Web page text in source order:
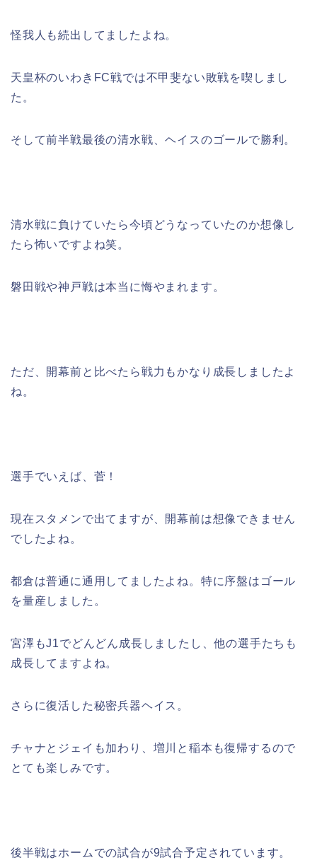
怪我人も続出してましたよね。
天皇杯のいわきFC戦では不甲斐ない敗戦を喫しまし
た。
そして前半戦最後の清水戦、ヘイスのゴールで勝利。
清水戦に負けていたら今頃どうなっていたのか想像し
たら怖いですよね笑。
磐田戦や神戸戦は本当に悔やまれます。
ただ、開幕前と比べたら戦力もかなり成長しましたよ
ね。
選手でいえば、菅！
現在スタメンで出てますが、開幕前は想像できません
でしたよね。
都倉は普通に通用してましたよね。特に序盤はゴール
を量産しました。
宮澤もJ1でどんどん成長しましたし、他の選手たちも
成長してますよね。
さらに復活した秘密兵器ヘイス。
チャナとジェイも加わり、増川と稲本も復帰するので
とても楽しみです。
後半戦はホームでの試合が9試合予定されています。